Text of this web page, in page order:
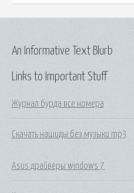
Links to Important Stuff
Журнал бурда все номера
Скачать нашиды без музыки mp3
Asus драйверы windows 7
An Informative Text Blurb